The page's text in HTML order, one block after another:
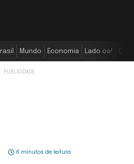
Mundo Economia Lado oa!
6 minutos de leitura